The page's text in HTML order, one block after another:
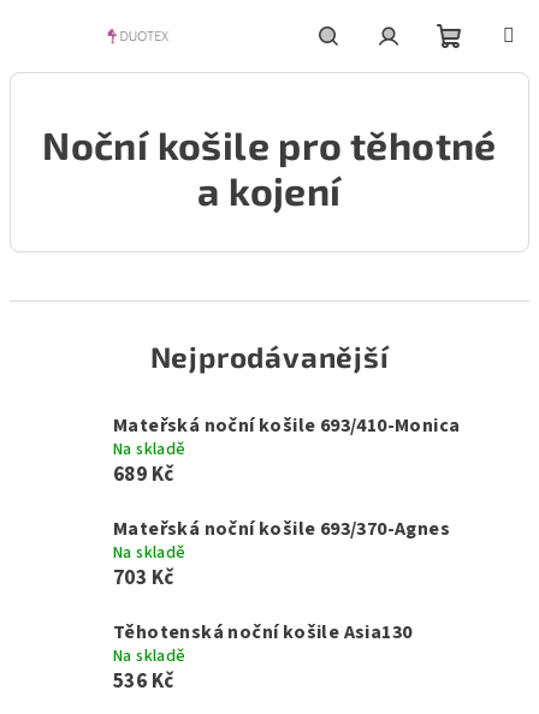
HledatPřihlášeníNákupní
košík
Noční košile pro těhotné
a kojení
Nejprodávanější
Mateřská noční košile 693/410-Monica
Na skladě
689 Kč
Mateřská noční košile 693/370-Agnes
Na skladě
703 Kč
Těhotenská noční košile Asia130
Na skladě
536 Kč